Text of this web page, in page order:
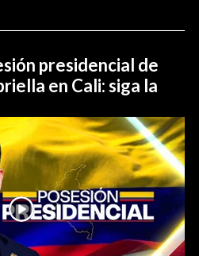
presidencial de
en Cali: siga la